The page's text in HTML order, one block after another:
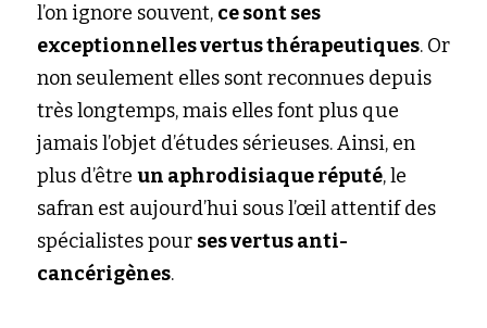
l’on ignore souvent, ce sont ses
exceptionnelles vertus thérapeutiques. Or
non seulement elles sont reconnues depuis
très longtemps, mais elles font plus que
jamais l’objet d’études sérieuses. Ainsi, en
plus d’être un aphrodisiaque réputé, le
safran est aujourd’hui sous l’œil attentif des
spécialistes pour ses vertus anti-
cancérigènes.